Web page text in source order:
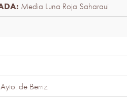
Media Luna Roja Saharaui
Ayto. de Berriz